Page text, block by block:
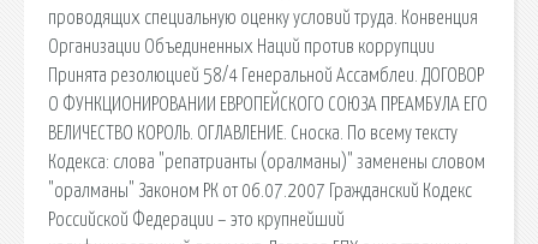
проводящих специальную оценку условий труда. Конвенция
Организации Объединенных Наций против коррупции
Принята резолюцией 58/4 Генеральной Ассамблеи. ДОГОВОР
О ФУНКЦИОНИРОВАНИИ ЕВРОПЕЙСКОГО СОЮЗА ПРЕАМБУЛА ЕГО
ВЕЛИЧЕСТВО КОРОЛЬ. ОГЛАВЛЕНИЕ. Сноска. По всему тексту
Кодекса: слова "репатрианты (оралманы)" заменены словом
"оралманы" Законом РК от 06.07.2007 Гражданский Кодекс
Российской Федерации – это крупнейший